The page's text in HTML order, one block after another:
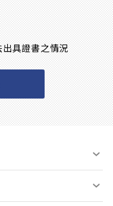
出具證書之情況